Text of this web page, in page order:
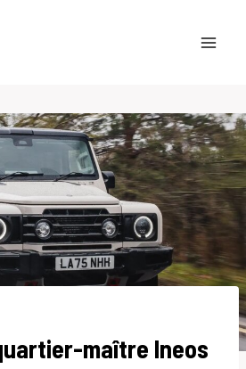
maître Ineos